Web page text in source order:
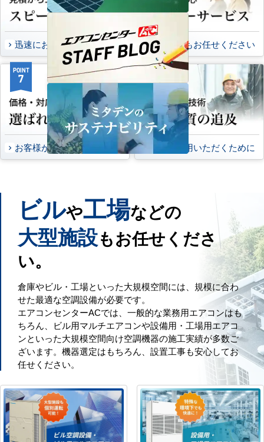
迅速にお届け出来る理由 万一の時もお任せください
POINT
7
お客様から頂いたご意見
POINT
永くご愛用いただくために
ビルや工場などの
大型施設もお任せくださ
い。
倉庫やビル・工場といった大規模空間には、規模に合わ
せた最適な空調設備が必要です。
エアコンセンターACでは、一般的な業務用エアコンはも
ちろん、ビル用マルチエアコンや設備用・工場用エアコ
ンといった大規模空間向け空調機器の施工実績が多数ご
ざいます。機器選定はもちろん、設置工事も安心してお
任せください。